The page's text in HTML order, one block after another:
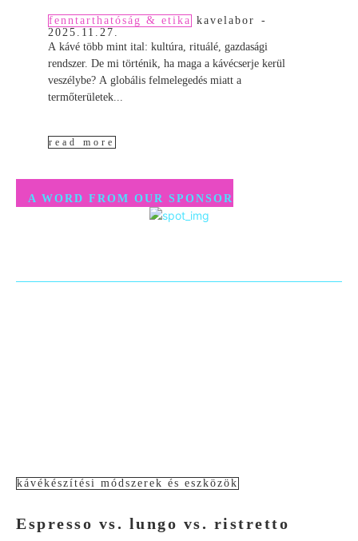
fenntarthatóság & etika kavelabor
-
2025.11.27.
A kávé több mint ital: kultúra, rituálé, gazdasági
rendszer. De mi történik, ha maga a kávécserje kerül
veszélybe? A globális felmelegedés miatt a
termőterületek...
read more
A WORD FROM OUR SPONSOR
kávékészítési módszerek és eszközök
Espresso vs. lungo vs. ristretto